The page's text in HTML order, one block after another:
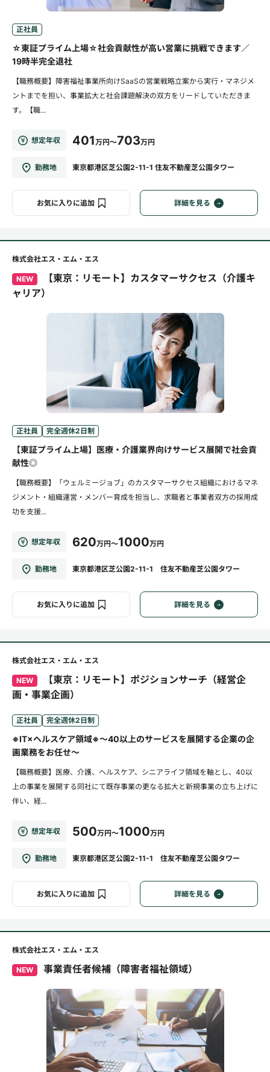
正社員
☆東証プライム上場☆社会貢献性が高い営業に挑戦できます／
19時半完全退社
【職務概要】障害福祉事業所向けSaaSの営業戦略立案から実行・マネジメ
ントまでを担い、事業拡大と社会課題解決の双方をリードしていただきま
す。【職...
想定年収 401万円～703万円
勤務地 東京都港区芝公園2-11-1 住友不動産芝公園タワー
お気に入りに追加 詳細を見る
株式会社エス・エム・エス
NEW
【東京：リモート】カスタマーサクセス（介護キ
ャリア）
正社員 完全週休2日制
【東証プライム上場】医療・介護業界向けサービス展開で社会貢
献性◎
【職務概要】「ウェルミージョブ」のカスタマーサクセス組織におけるマネ
ジメント・組織運営・メンバー育成を担当し、求職者と事業者双方の採用成
功を支援...
想定年収 620万円～1000万円
勤務地 東京都港区芝公園2-11-1 住友不動産芝公園タワー
お気に入りに追加 詳細を見る
株式会社エス・エム・エス
NEW
【東京：リモート】ポジションサーチ（経営企
画・事業企画）
正社員 完全週休2日制
※IT×ヘルスケア領域※～40以上のサービスを展開する企業の企
画業務をお任せ～
【職務概要】医療、介護、ヘルスケア、シニアライフ領域を軸とし、40以
上の事業を展開する同社にて既存事業の更なる拡大と新規事業の立ち上げに
伴い、経...
想定年収 500万円～1000万円
勤務地 東京都港区芝公園2-11-1 住友不動産芝公園タワー
お気に入りに追加 詳細を見る
株式会社エス・エム・エス
NEW 事業責任者候補（障害者福祉領域）